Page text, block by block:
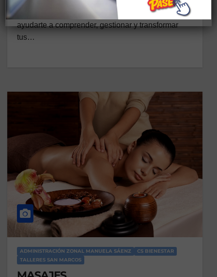
Taller de Terapia Emocional está diseñado para
ayudarte a comprender, gestionar y transformar
tus…
ADMINISTRACIÓN ZONAL MANUELA SÁENZ
CS BIENESTAR
TALLERES SAN MARCOS